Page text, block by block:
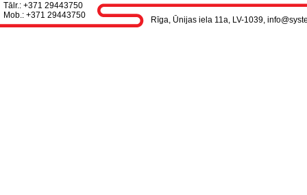
Tālr.: +371 29443750
Mob.: +371 29443750
Rīga, Ūnijas iela 11a, LV-1039,